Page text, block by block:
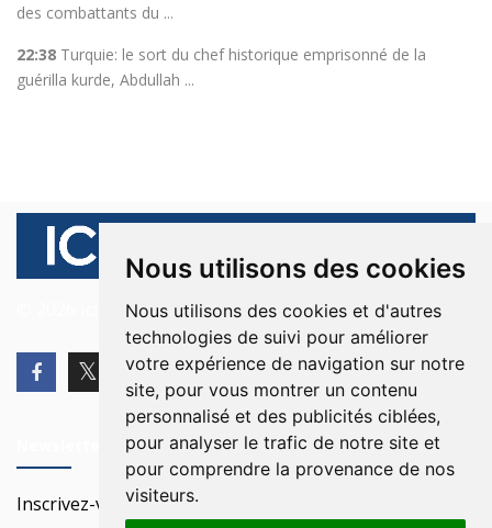
Nous utilisons des cookies
Nous utilisons des cookies et d'autres
technologies de suivi pour améliorer
votre expérience de navigation sur notre
site, pour vous montrer un contenu
personnalisé et des publicités ciblées,
pour analyser le trafic de notre site et
pour comprendre la provenance de nos
visiteurs.
des combattants du ...
22:38 Turquie: le sort du chef historique emprisonné de la
guérilla kurde, Abdullah ...
© 2026 Ici Beyrouth. Tous les droits sont réservés.
Inscrivez-vous à notre Newsletter